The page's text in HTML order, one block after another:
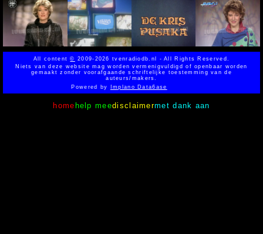
All content© 2009-2026 tvenradiodb.nl - All Rights Reserved.
Niets van deze website mag worden vermenigvuldigd of openbaar worden
gemaakt zonder voorafgaande schriftelijke toestemming van de
auteurs/makers.
Powered by Implano Data6ase
homehelp meedisclaimermet dank aan